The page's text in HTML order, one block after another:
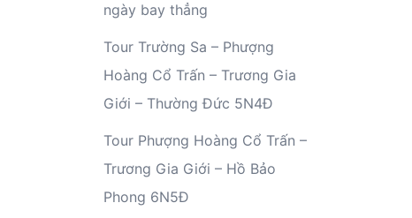
ngày bay thẳng
Tour Trường Sa – Phượng
Hoàng Cổ Trấn – Trương Gia
Giới – Thường Đức 5N4Đ
Tour Phượng Hoàng Cổ Trấn –
Trương Gia Giới – Hồ Bảo
Phong 6N5Đ